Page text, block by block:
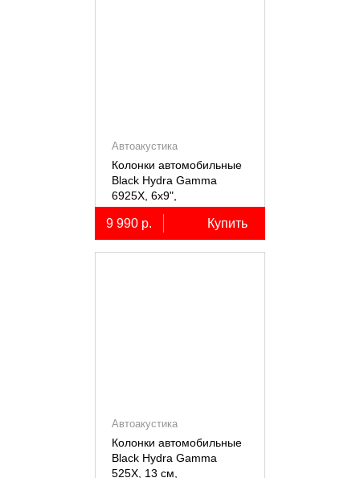
Автоакустика
Колонки автомобильные
Black Hydra Gamma
6925X, 6х9",
коаксиальные
двухполосные, 2 шт.
9 990 р. Купить
Автоакустика
Колонки автомобильные
Black Hydra Gamma
525X, 13 см,